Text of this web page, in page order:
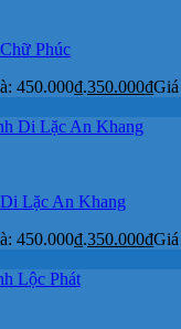
Phúc
450.000₫.350.000₫
Lặc An Khang
450.000₫.350.000₫